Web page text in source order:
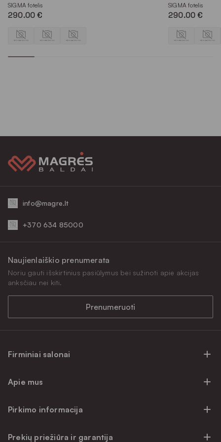
Plovimas
SIGMA fotelis
290.00 €
SIGMA fotelis
290.00 €
info@magre.lt
+370 634 85000
Firminiai salonai
Firminiai salonai Klaipėdoje
Prekių atsiėmimo punktai
Apie mus
Atsiliepimai
Pirkimo informacija
Prekių priežiūra ir garantija
Naujienlaiškio prenumerata
Noriu gauti išskirtinius pasiūlymus bei sužinoti apie akcijas
anksčiau nei kiti.
Prenumeruoti